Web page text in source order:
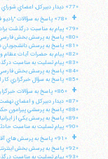
«77» ديدار دبيركل، اعضاي شوراي مركزي، دبيران استانها و مسئولين شاخه هايحزب مردم سالاري
+
«78» پاسخ به سؤالات "راديو فردا" پيرامون تشيع و مرجعيت ديني
«79» پيام به مناسبت درگذشت برادر مجاهد آقاي ابوعمار ياسر عرفات
«80» پاسخ به پرسش بخش فارسي راديو بي بي سي در مورد حجاب بانوان و اشتغالآنها
«81» پاسخ به پرسش دانشجويان دانشگاه كلن آلمان در مورد برگزاريرفراندوم
«82» پيام به حضرات آيات عظام و علماي اعلام نجف و كربلا
«83» پيام تسليت به مناسبت درگذشت مرحوم حاج آقا مجتبي آيت
«84» پاسخ به پرسش بخش فارسي راديو بي بي سي در مورد برگزاري رفراندوم ونظارت نهادهاي بين المللي
«85» پاسخ به سؤال خبرگزاري كار ايران (ايلنا) در خصوص تعيين سقف مهريهزنان
+
«86» پاسخ به سؤالات خبرگزاري "رويترز" در مورد انتخابات آينده عراق
«87» ديدار دبيركل و اعضاي نهضت آزادي ايران در دهمين سالگرد بزرگداشتمرحوم مهندس مهدي بازرگان
«88» پاسخ به پرسشي پيرامون حكم ارتداد
«89» پاسخ به پرسش يكي از ايرانيان خارج از كشور پيرامون تفكيك رهبري دينياز رهبري سياسي
«90» پيام تسليت به مناسبت حادثه ناگوار زلزله زرند كرمان
+
«91» پاسخ به پرسش هاي آقاي دكتر نعمت احمدي
«92» پاسخ به پرسش بخش اينترنتي فارسي بي بي سي پيرامون مصاديق "قتلنفس"
«93» پيام تسليت به مناسبت درگذشت پاپ "ژان پل دوم" رهبر مسيحيانكاتوليك